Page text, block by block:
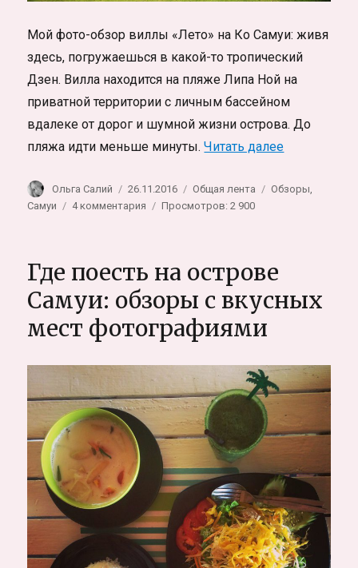
Мой фото-обзор виллы «Лето» на Ко Самуи: живя
здесь, погружаешься в какой-то тропический
Дзен. Вилла находится на пляже Липа Ной на
приватной территории с личным бассейном
вдалеке от дорог и шумной жизни острова. До
пляжа идти меньше минуты.Читать далее«Вилла
Автор
Ольга Салий Опубликовано
26.11.2016 Рубрики
Общая лента Метки
Обзоры,
Самуи
4 комментария
на
Любимое
дзен-
место:
Просмотров: 2 900
Где поесть на острове
Самуи: обзоры с вкусных
мест фотографиями